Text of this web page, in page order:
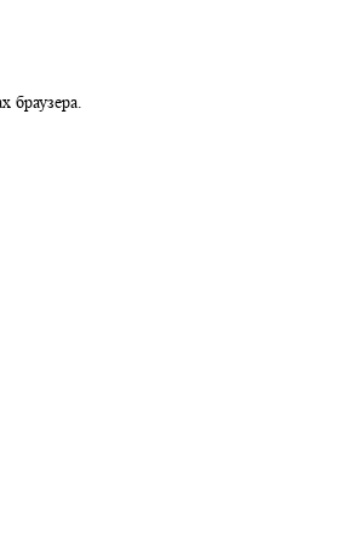
в настройках браузера.